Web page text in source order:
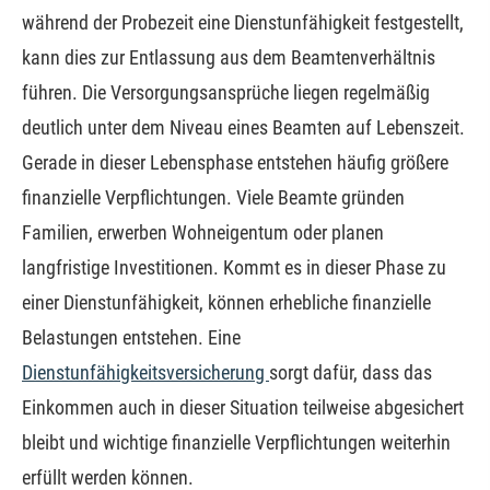
während der Probezeit eine Dienstunfähigkeit festgestellt,
kann dies zur Entlassung aus dem Beamtenverhältnis
führen. Die Versorgungsansprüche liegen regelmäßig
deutlich unter dem Niveau eines Beamten auf Lebenszeit.
Gerade in dieser Lebensphase entstehen häufig größere
finanzielle Verpflichtungen. Viele Beamte gründen
Familien, erwerben Wohneigentum oder planen
langfristige Investitionen. Kommt es in dieser Phase zu
einer Dienstunfähigkeit, können erhebliche finanzielle
Belastungen entstehen. Eine
Dienstunfähigkeitsversicherung sorgt dafür, dass das
Einkommen auch in dieser Situation teilweise abgesichert
bleibt und wichtige finanzielle Verpflichtungen weiterhin
erfüllt werden können.